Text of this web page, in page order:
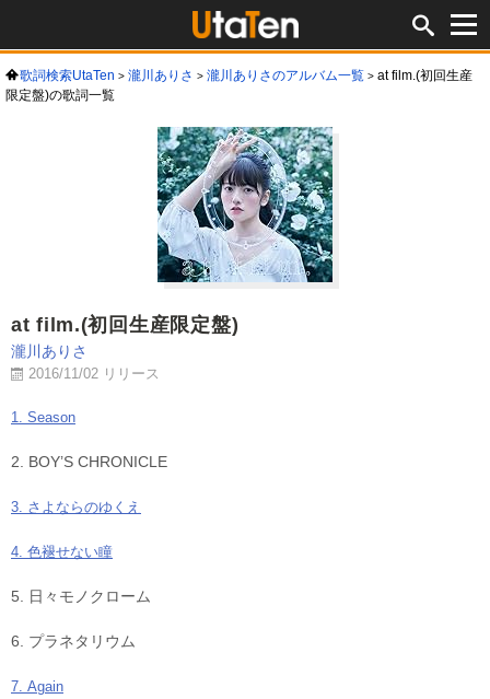
歌詞検索UtaTen 瀧川ありさ 瀧川ありさのアルバム一覧
at film.(初回生産
限定盤)の歌詞一覧
at film.(初回生産限定盤)
瀧川ありさ
2016/11/02 リリース
1. Season
2. BOY’S CHRONICLE
3. さよならのゆくえ
4. 色褪せない瞳
5. 日々モノクローム
6. プラネタリウム
7. Again